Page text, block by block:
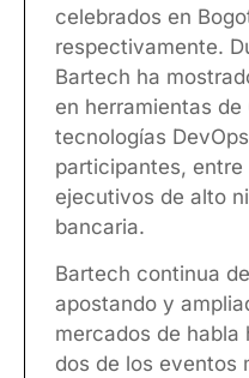
celebrados en
respectivamente.
Bartech ha
en herramientas
tecnologías
participantes, entre
ejecutivos de alto
bancaria.
Bartech continua
apostando y
mercados de habla
dos de los eventos